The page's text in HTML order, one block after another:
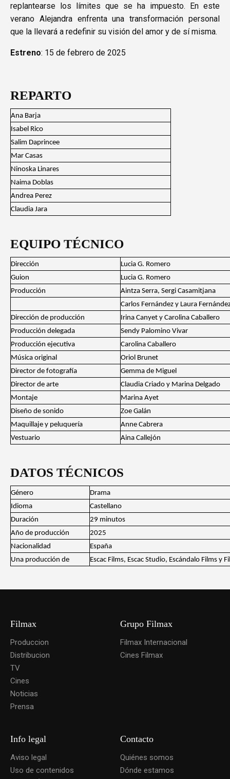
replantearse los límites que se ha impuesto. En este
verano Alejandra enfrenta una transformación personal
que la llevará a redefinir su visión del amor y de sí misma.
Estreno: 15 de febrero de 2025
REPARTO
Ana Barja
Isabel Rico
Salim Daprincee
Mar Casas
Ninoska Linares
Naima Doblas
Andrea Perez
Claudia Jara
EQUIPO TÉCNICO
Dirección
Lucia G. Romero
Guion
Lucia G. Romero
Producción
Aintza Serra, Sergi Casamitjana
Carlos Fernández y Laura
Dirección de producción
Irina Canyet y Carolina Caballero
Producción delegada
Sendy Palomino Vivar
Producción ejecutiva
Carolina Caballero
Música original
Oriol Brunet
Director de fotografía
Gemma de Miguel
Director de arte
Claudia Criado y Marina Delgado
Montaje
Marina Ayet
Diseño de sonido
Zoe Galán
Maquillaje y peluquería
Anne Cabrera
Vestuario
Aina Callejón
DATOS TÉCNICOS
Género
Drama
Idioma
Castellano
Duración
29 minutos
Año de producción
2025
Nacionalidad
España
Una producción de
Escac Films, Escac Studio, Escándalo Films y
Filmax
Produccion
Distribucion
TV
Cines
Noticias
Prensa
Grupo Filmax
Filmax Internacional
Cines Filmax
Info legal
Aviso legal
Uso de contenidos
Contacto
Quiénes somos
Dónde estamos